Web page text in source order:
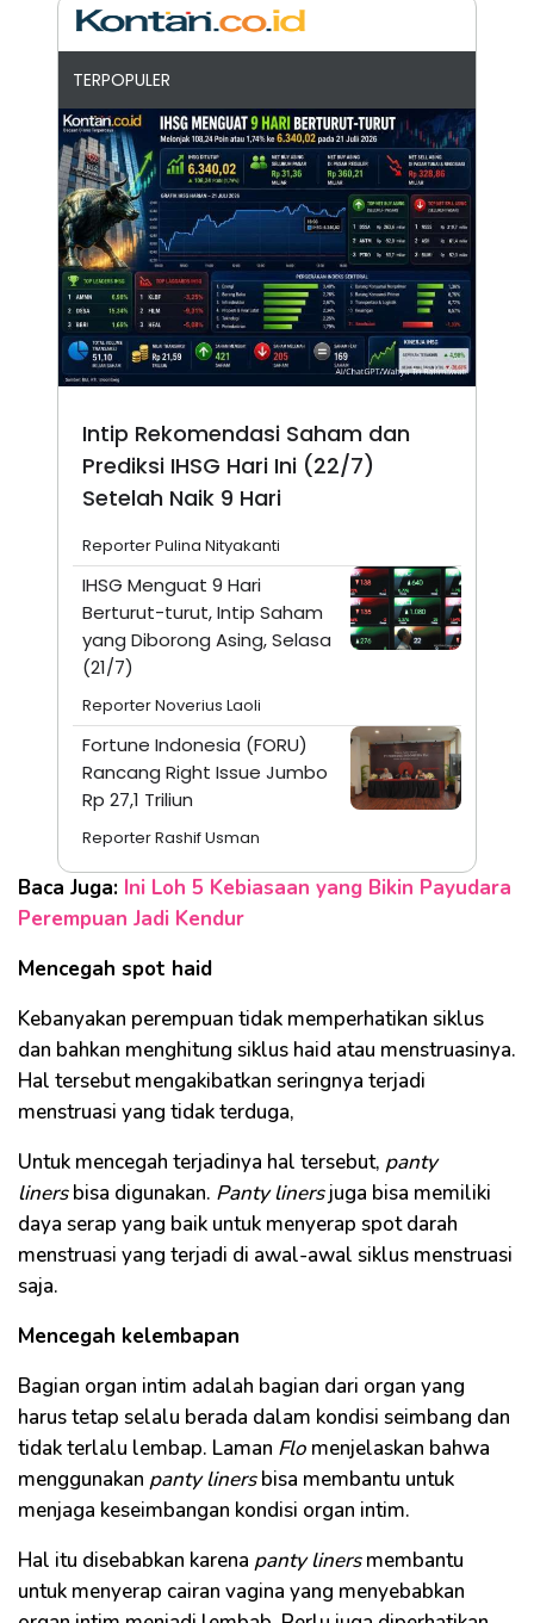
TERPOPULER
Intip Rekomendasi Saham dan
Prediksi IHSG Hari Ini (22/7)
Setelah Naik 9 Hari
Reporter Pulina Nityakanti
IHSG Menguat 9 Hari
Berturut-turut, Intip Saham
yang Diborong Asing, Selasa
(21/7)
Reporter Noverius Laoli
Fortune Indonesia (FORU)
Rancang Right Issue Jumbo
Rp 27,1 Triliun
Reporter Rashif Usman
Baca Juga: Ini Loh 5 Kebiasaan yang Bikin Payudara
Perempuan Jadi Kendur
Mencegah spot haid
Kebanyakan perempuan tidak memperhatikan siklus
dan bahkan menghitung siklus haid atau menstruasinya.
Hal tersebut mengakibatkan seringnya terjadi
menstruasi yang tidak terduga,
Untuk mencegah terjadinya hal tersebut, panty
linersbisa digunakan. Panty linersjuga bisa memiliki
daya serap yang baik untuk menyerap spot darah
menstruasi yang terjadi di awal-awal siklus menstruasi
saja.
Mencegah kelembapan
Bagian organ intim adalah bagian dari organ yang
harus tetap selalu berada dalam kondisi seimbang dan
tidak terlalu lembap. Laman Flo menjelaskan bahwa
menggunakan panty linersbisa membantu untuk
menjaga keseimbangan kondisi organ intim.
Hal itu disebabkan karena panty linersmembantu
untuk menyerap cairan vagina yang menyebabkan